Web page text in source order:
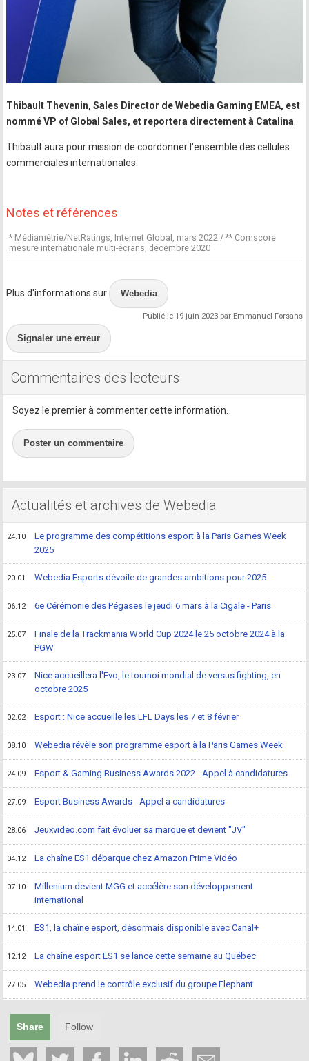
Thibault Thevenin, Sales Director de Webedia Gaming EMEA, est
nommé VP of Global Sales, et reportera directement à Catalina
Thibault aura pour mission de coordonner l'ensemble des cellules
commerciales internationales.
Notes et références
* Médiamétrie/NetRatings, Internet Global, mars 2022 / ** Comscore
mesure internationale multi-écrans, décembre 2020
Plus d'informations sur Webedia
Publié le 19 juin 2023 par Emmanuel Forsans
Signaler une erreur
Commentaires des lecteurs
Soyez le premier à commenter cette information.
Poster un commentaire
Actualités et archives de Webedia
24.10
Le programme des compétitions esport à la Paris Games Week
2025
20.01 Webedia Esports dévoile de grandes ambitions pour 2025
06.12 6e Cérémonie des Pégases le jeudi 6 mars à la Cigale - Paris
25.07
Finale de la Trackmania World Cup 2024 le 25 octobre 2024 à la
PGW
23.07
Nice accueillera l'Evo, le tournoi mondial de versus fighting, en
octobre 2025
02.02 Esport : Nice accueille les LFL Days les 7 et 8 février
08.10 Webedia révèle son programme esport à la Paris Games Week
24.09 Esport & Gaming Business Awards 2022 - Appel à candidatures
27.09 Esport Business Awards - Appel à candidatures
28.06 Jeuxvideo.com fait évoluer sa marque et devient "JV"
04.12 La chaîne ES1 débarque chez Amazon Prime Vidéo
07.10
Millenium devient MGG et accélère son développement
international
14.01 ES1, la chaîne esport, désormais disponible avec Canal+
12.12 La chaîne esport ES1 se lance cette semaine au Québec
27.05 Webedia prend le contrôle exclusif du groupe Elephant
Share Follow